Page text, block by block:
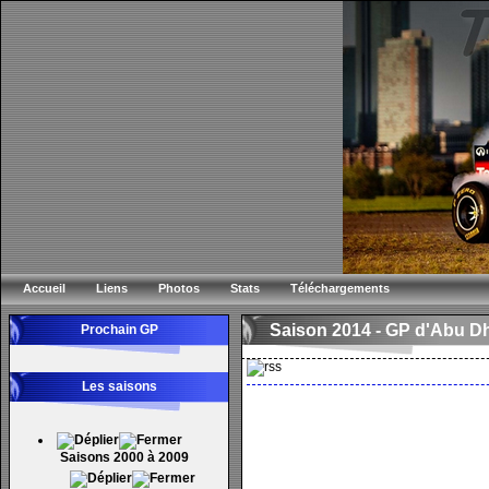
Accueil Liens Photos Stats Téléchargements
Prochain GP
Les saisons
Saisons 2000 à 2009
Saison 2014 - GP d'Abu